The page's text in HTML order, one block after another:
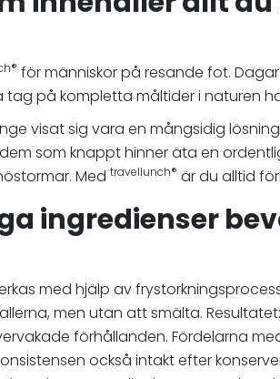
för människor på resande fot.
på kompletta måltider i naturen
visat sig vara en mångsidig
som knappt hinner äta en
Med travellunch® är du alltid
ingredienser
med hjälp av
men utan att smälta.
förhållanden. Fördelarna
också intakt efter